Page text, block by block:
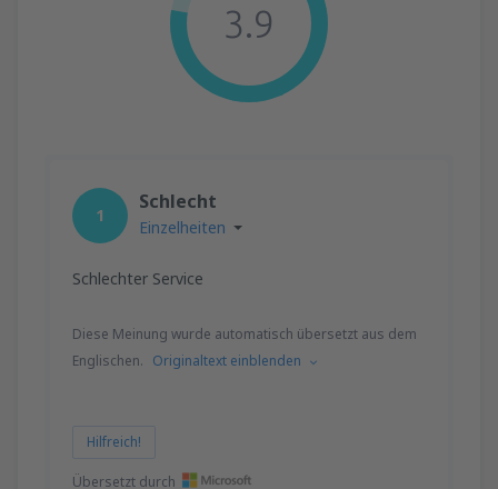
3.9
1
Schlecht
Einzelheiten
Schlechter Service
Diese Meinung wurde automatisch übersetzt aus dem
Englischen. Originaltext einblenden
Hilfreich!
Übersetzt durch